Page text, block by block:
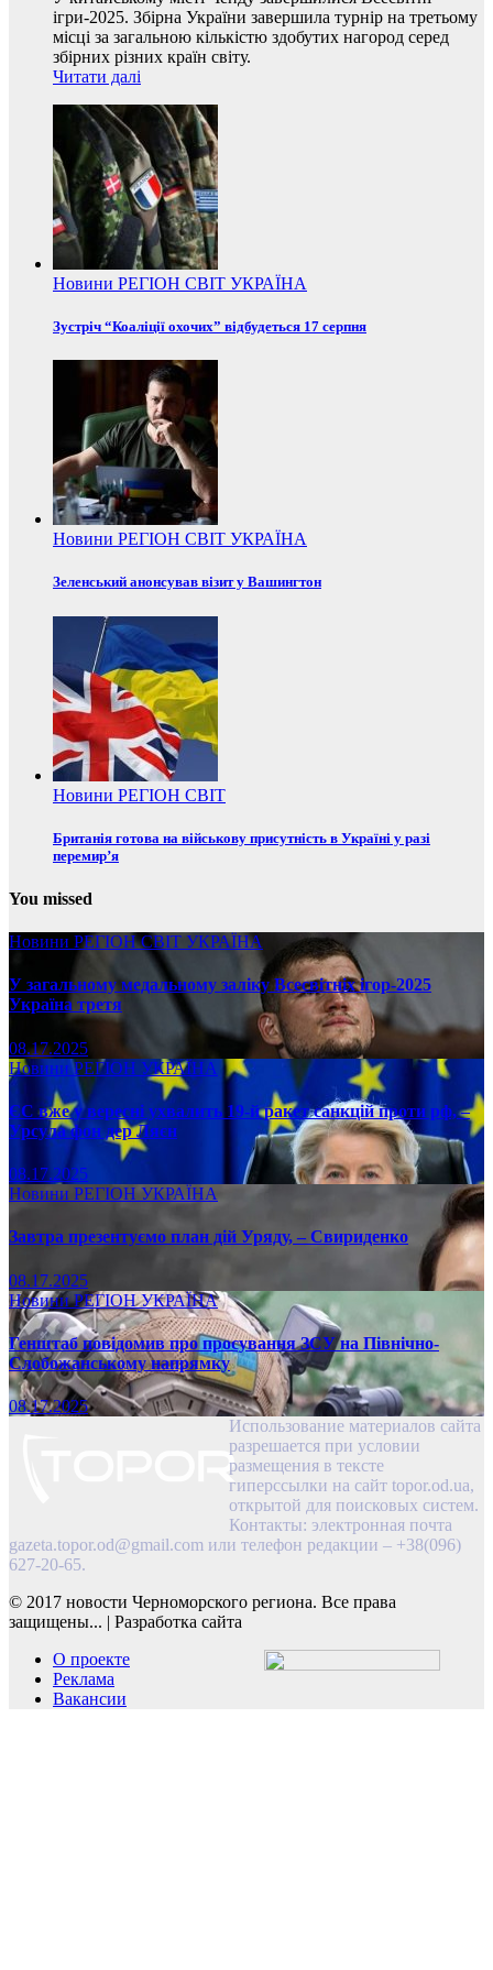
ігри-2025. Збірна України завершила турнір на третьому
місці за загальною кількістю здобутих нагород серед
збірних різних країн світу.
Читати далі
Новини РЕГІОН СВІТ УКРАЇНА
Зустріч “Коаліції охочих” відбудеться 17 серпня
Новини РЕГІОН СВІТ УКРАЇНА
Зеленський анонсував візит у Вашингтон
Новини РЕГІОН СВІТ
Британія готова на військову присутність в Україні у разі
перемир’я
You missed
Новини РЕГІОНСВІТ УКРАЇНА
У загальному медальному заліку Всесвітніх ігор-2025
Україна третя
08.17.2025
НовиниРЕГІОН УКРАЇНА
ЄС вже у вересні ухвалить 19-й ракет санкцій проти рф, –
Урсула фон дер Ляєн
08.17.2025
Новини РЕГІОН УКРАЇНА
Завтра презентуємо план дій Уряду, – Свириденко
08.17.2025
НовиниРЕГІОНУКРАЇНА
Генштаб повідомив про просування ЗСУ на Північно-
Слобожанському напрямку
08.17.2025
Использование материалов сайта
разрешается при условии
размещения в тексте
гиперссылки на сайт topor.od.ua,
открытой для поисковых систем.
Контакты: электронная почта
gazeta.topor.od@gmail.com или телефон редакции – +38(096)
627-20-65.
© 2017 новости Черноморского региона. Все права
защищены... | Разработка сайта
О проекте
Реклама
Вакансии